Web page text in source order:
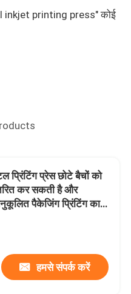
inkjet printing press" कोई
प्रिंटिंग प्रेस छोटे बैचों को
कर सकती है और
पैकेजिंग प्रिंटिंग का
हमसे संपर्क करें